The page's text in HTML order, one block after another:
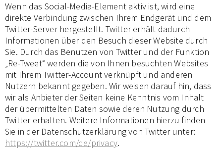
Wenn das Social-Media-Element aktiv ist, wird eine
direkte Verbindung zwischen Ihrem Endgerät und dem
Twitter-Server hergestellt. Twitter erhält dadurch
Informationen über den Besuch dieser Website durch
Sie. Durch das Benutzen von Twitter und der Funktion
„Re-Tweet“ werden die von Ihnen besuchten Websites
mit Ihrem Twitter-Account verknüpft und anderen
Nutzern bekannt gegeben. Wir weisen darauf hin, dass
wir als Anbieter der Seiten keine Kenntnis vom Inhalt
der übermittelten Daten sowie deren Nutzung durch
Twitter erhalten. Weitere Informationen hierzu finden
Sie in der Datenschutzerklärung von Twitter unter:
https://twitter.com/de/privacy.